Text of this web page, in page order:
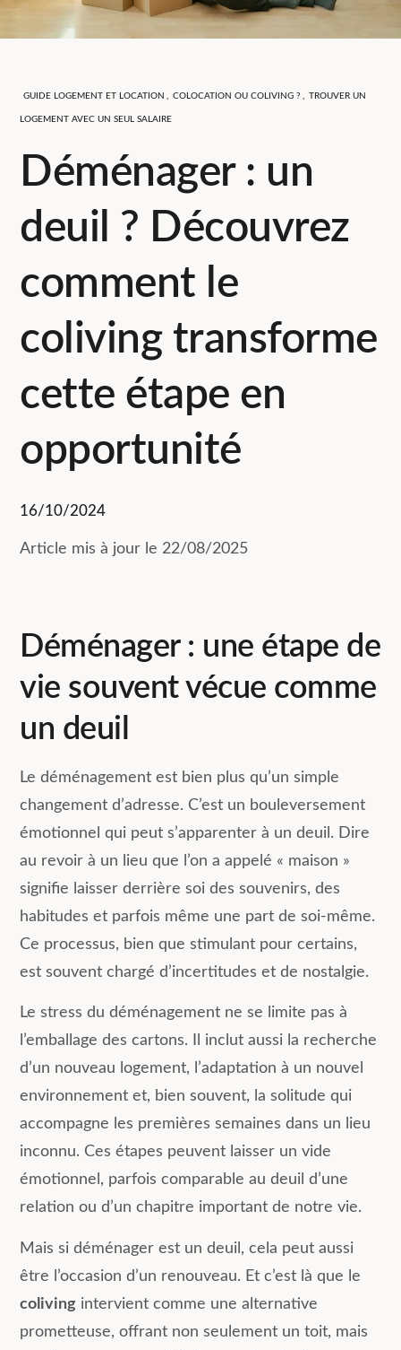
GUIDE LOGEMENT ET LOCATION , COLOCATION OU COLIVING ? , TROUVER UN
LOGEMENT AVEC UN SEUL SALAIRE
Déménager : un
deuil ? Découvrez
comment le
coliving transforme
cette étape en
opportunité
16/10/2024
Article mis à jour le 22/08/2025
Déménager : une étape de
vie souvent vécue comme
un deuil
Le déménagement est bien plus qu’un simple
changement d’adresse. C’est un bouleversement
émotionnel qui peut s’apparenter à un deuil. Dire
au revoir à un lieu que l’on a appelé « maison »
signifie laisser derrière soi des souvenirs, des
habitudes et parfois même une part de soi-même.
Ce processus, bien que stimulant pour certains,
est souvent chargé d’incertitudes et de nostalgie.
Le stress du déménagement ne se limite pas à
l’emballage des cartons. Il inclut aussi la recherche
d’un nouveau logement, l’adaptation à un nouvel
environnement et, bien souvent, la solitude qui
accompagne les premières semaines dans un lieu
inconnu. Ces étapes peuvent laisser un vide
émotionnel, parfois comparable au deuil d’une
relation ou d’un chapitre important de notre vie.
Mais si déménager est un deuil, cela peut aussi
être l’occasion d’un renouveau. Et c’est là que le
coliving intervient comme une alternative
prometteuse, offrant non seulement un toit, mais